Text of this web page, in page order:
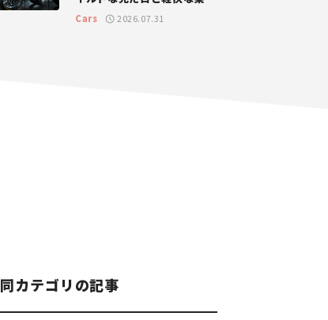
味を両立した400ccフラット
Cars 2026.07.31
同カテゴリの記事